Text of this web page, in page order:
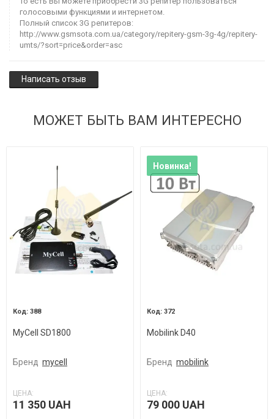
голосовыми функциями и интернетом.
Полный список 3G репитеров:
http://www.gsmsota.com.ua/category/repitery-gsm-3g-4g/repitery-
umts/?sort=price&order=asc
Написать отзыв
МОЖЕТ БЫТЬ ВАМ ИНТЕРЕСНО
388
MyCell SD1800
Бренд mycell
ЦЕНА:
11 350 UAH
Новинка!
372
Mobilink D40
Бренд mobilink
ЦЕНА:
79 000 UAH